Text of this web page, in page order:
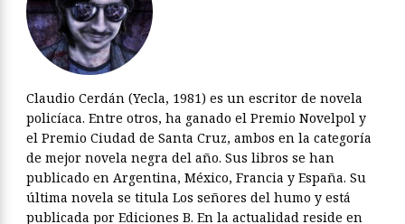
Claudio Cerdán (Yecla, 1981) es un escritor de novela
policíaca. Entre otros, ha ganado el Premio Novelpol y
el Premio Ciudad de Santa Cruz, ambos en la categoría
de mejor novela negra del año. Sus libros se han
publicado en Argentina, México, Francia y España. Su
última novela se titula Los señores del humo y está
publicada por Ediciones B. En la actualidad reside en